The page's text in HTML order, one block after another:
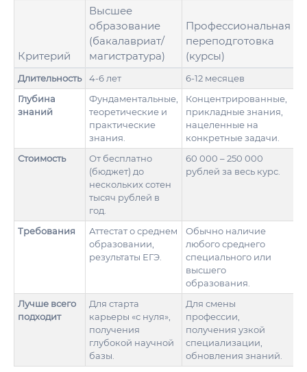
Критерий
Высшее
образование
(бакалавриат/
магистратура)
Профессиональная
переподготовка
(курсы)
Длительность 4-6 лет
6-12 месяцев
Глубина
знаний
Фундаментальные,
теоретические и
практические
знания.
Концентрированные,
прикладные знания,
нацеленные на
конкретные задачи.
Стоимость
От бесплатно
(бюджет) до
нескольких сотен
тысяч рублей в
год.
60 000 – 250 000
рублей за весь курс.
Требования
Аттестат о среднем
образовании,
результаты ЕГЭ.
Обычно наличие
любого среднего
специального или
высшего
образования.
Лучше всего
подходит
Для старта
карьеры «с нуля»,
получения
глубокой научной
базы.
Для смены
профессии,
получения узкой
специализации,
обновления знаний.